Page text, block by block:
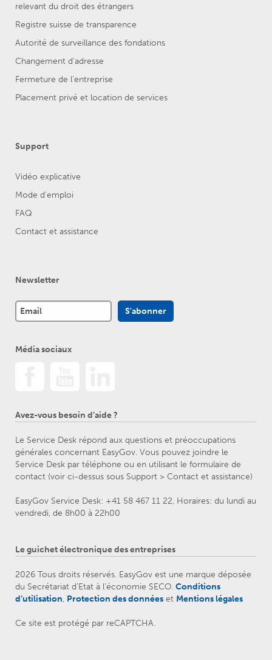
relevant du droit des étrangers
Registre suisse de transparence
Autorité de surveillance des fondations
Changement d’adresse
Fermeture de l’entreprise
Placement privé et location de services
Support
Vidéo explicative
Mode d'emploi
FAQ
Contact et assistance
Newsletter
Média sociaux
Avez-vous besoin d’aide ?
Le Service Desk répond aux questions et préoccupations
générales concernant EasyGov. Vous pouvez joindre le
Service Desk par téléphone ou en utilisant le formulaire de
contact (voir ci-dessus sous Support > Contact et assistance)
EasyGov Service Desk: +41 58 467 11 22, Horaires: du lundi au
vendredi, de 8h00 à 22h00
Le guichet électronique des entreprises
2026 Tous droits réservés. EasyGov est une marque déposée
du Secrétariat d’Etat à l’économie SECO. Conditions
d’utilisation, Protection des données et Mentions légales
Ce site est protégé par reCAPTCHA.